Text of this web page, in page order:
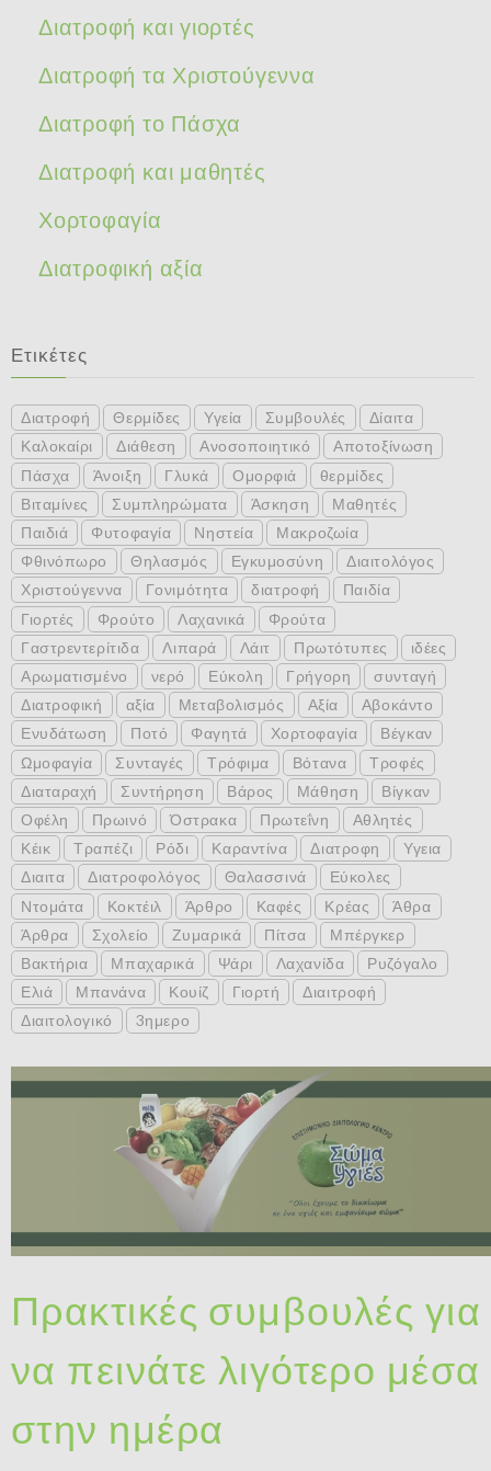
Διατροφή και γιορτές
Διατροφή τα Χριστούγεννα
Διατροφή το Πάσχα
Διατροφή και μαθητές
Χορτοφαγία
Διατροφική αξία
Ετικέτες
Διατροφή Θερμίδες Υγεία Συμβουλές
Δίαιτα
Καλοκαίρι
Διάθεση Ανοσοποιητικό
Αποτοξίνωση
Πάσχα
Άνοιξη Γλυκά Ομορφιά
θερμίδες
Βιταμίνες
Συμπληρώματα Άσκηση
Μαθητές
Παιδιά
Φυτοφαγία Νηστεία
Μακροζωία
Φθινόπωρο
Θηλασμός Εγκυμοσύνη
Διαιτολόγος
Χριστούγεννα
Γονιμότητα διατροφή
Παιδία
Γιορτές
Φρούτο Λαχανικά
Φρούτα
Γαστρεντερίτιδα
Λιπαρά Λάιτ Πρωτότυπες
ιδέες
Αρωματισμένο
νερό Εύκολη Γρήγορη
συνταγή
Διατροφική
αξία Μεταβολισμός Αξία
Αβοκάντο
Ενυδάτωση
Ποτό Φαγητά Χορτοφαγία
Βέγκαν
Ωμοφαγία
Συνταγές Τρόφιμα Βότανα
Τροφές
Διαταραχή
Συντήρηση Βάρος Μάθηση
Βίγκαν
Οφέλη
Πρωινό Όστρακα Πρωτεΐνη
Αθλητές
Κέικ
Τραπέζι Ρόδι Καραντίνα Διατροφη
Υγεια
Διαιτα
Διατροφολόγος Θαλασσινά
Εύκολες
Ντομάτα
Κοκτέιλ Άρθρο Καφές Κρέας
Άθρα
Άρθρα
Σχολείο Ζυμαρικά Πίτσα
Μπέργκερ
Βακτήρια
Μπαχαρικά Ψάρι Λαχανίδα
Ρυζόγαλο
Ελιά
Μπανάνα Κουίζ Γιορτή
Διαιτροφή
Διαιτολογικό
3ημερο
Πρακτικές συμβουλές για
να πεινάτε λιγότερο μέσα
στην ημέρα